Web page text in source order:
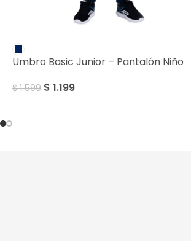
Umbro Basic Junior – Pantalón Niño
$1.599 $ 1.199